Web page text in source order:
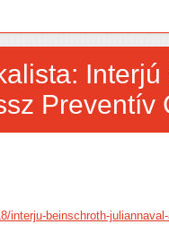
Interjú
Preventív
interju-beinschroth-